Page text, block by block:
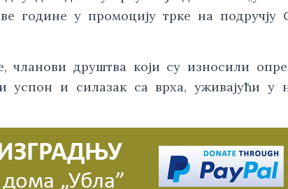
године у промоцију трке на подручју
друштва који су износили
и силазак са врха, уживајући у